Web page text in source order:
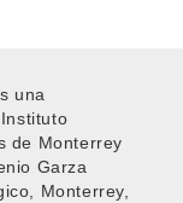
una
de Monterrey
Garza
Monterrey,